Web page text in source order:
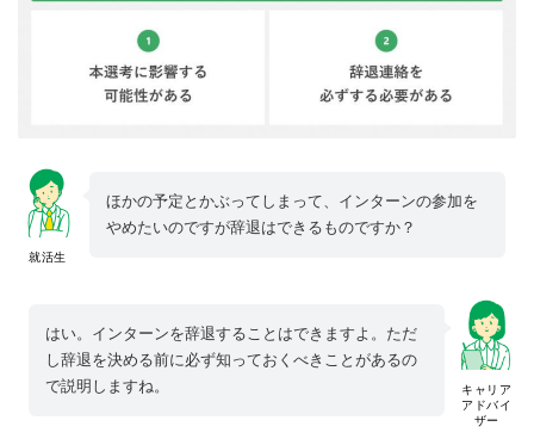
就活生
ほかの予定とかぶってしまって、インターンの参加を
やめたいのですが辞退はできるものですか？
キャリア
アドバイ
ザー
はい。インターンを辞退することはできますよ。ただ
し辞退を決める前に必ず知っておくべきことがあるの
で説明しますね。